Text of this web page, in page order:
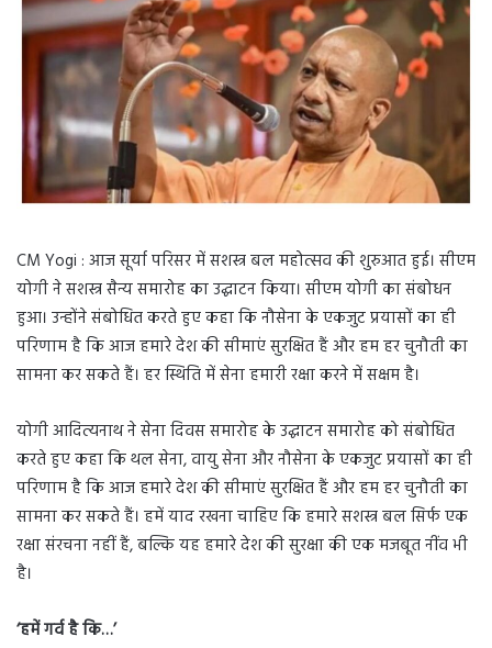
CM Yogi : आज सूर्या परिसर में सशस्त्र बल महोत्सव की शुरुआत हुई। सीएम
योगी ने सशस्त्र सैन्य समारोह का उद्घाटन किया। सीएम योगी का संबोधन
हुआ। उन्होंने संबोधित करते हुए कहा कि नौसेना के एकजुट प्रयासों का ही
परिणाम है कि आज हमारे देश की सीमाएं सुरक्षित हैं और हम हर चुनौती का
सामना कर सकते हैं। हर स्थिति में सेना हमारी रक्षा करने में सक्षम है।
योगी आदित्यनाथ ने सेना दिवस समारोह के उद्घाटन समारोह को संबोधित
करते हुए कहा कि थल सेना, वायु सेना और नौसेना के एकजुट प्रयासों का ही
परिणाम है कि आज हमारे देश की सीमाएं सुरक्षित हैं और हम हर चुनौती का
सामना कर सकते हैं। हमें याद रखना चाहिए कि हमारे सशस्त्र बल सिर्फ एक
रक्षा संरचना नहीं हैं, बल्कि यह हमारे देश की सुरक्षा की एक मजबूत नींव भी
है।
‘हमें गर्व है कि…’